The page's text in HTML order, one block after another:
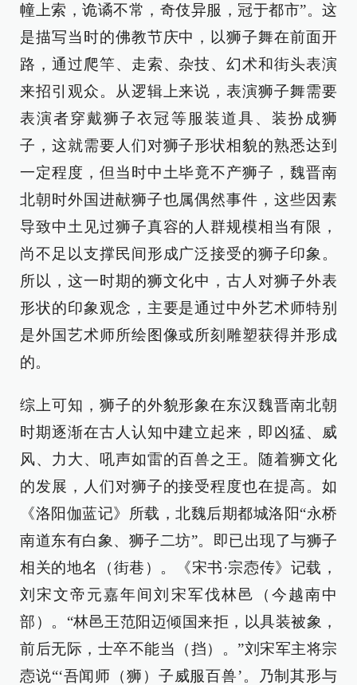
幢上索，诡谲不常，奇伎异服，冠于都市”。这
是描写当时的佛教节庆中，以狮子舞在前面开
路，通过爬竿、走索、杂技、幻术和街头表演
来招引观众。从逻辑上来说，表演狮子舞需要
表演者穿戴狮子衣冠等服装道具、装扮成狮
子，这就需要人们对狮子形状相貌的熟悉达到
一定程度，但当时中土毕竟不产狮子，魏晋南
北朝时外国进献狮子也属偶然事件，这些因素
导致中土见过狮子真容的人群规模相当有限，
尚不足以支撑民间形成广泛接受的狮子印象。
所以，这一时期的狮文化中，古人对狮子外表
形状的印象观念，主要是通过中外艺术师特别
是外国艺术师所绘图像或所刻雕塑获得并形成
的。
综上可知，狮子的外貌形象在东汉魏晋南北朝
时期逐渐在古人认知中建立起来，即凶猛、威
风、力大、吼声如雷的百兽之王。随着狮文化
的发展，人们对狮子的接受程度也在提高。如
《洛阳伽蓝记》所载，北魏后期都城洛阳“永桥
南道东有白象、狮子二坊”。即已出现了与狮子
相关的地名（街巷）。《宋书·宗悫传》记载，
刘宋文帝元嘉年间刘宋军伐林邑（今越南中
部）。“林邑王范阳迈倾国来拒，以具装被象，
前后无际，士卒不能当（挡）。”刘宋军主将宗
悫说“‘吾闻师（狮）子威服百兽’。乃制其形与